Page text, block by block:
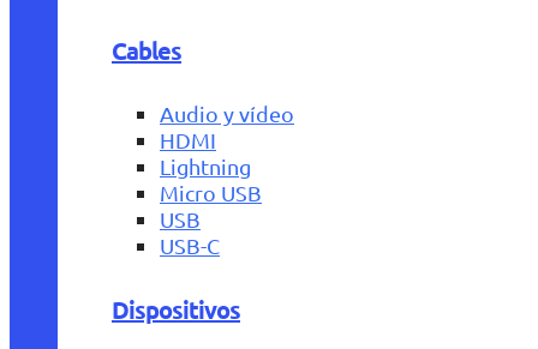
Cables
Audio y vídeo
HDMI
Lightning
Micro USB
USB
USB-C
Dispositivos